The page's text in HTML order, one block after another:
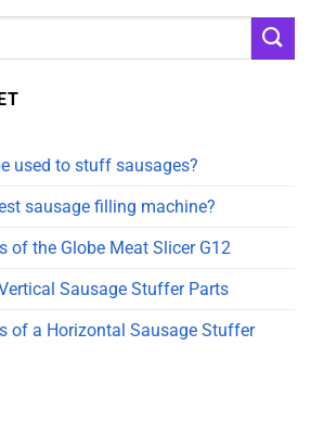
used to stuff sausages?
sausage filling machine?
of the Globe Meat Slicer G12
Sausage Stuffer Parts
of a Horizontal Sausage Stuffer